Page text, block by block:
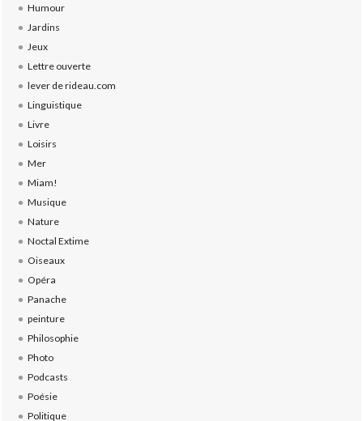
Humour
Jardins
Jeux
Lettre ouverte
lever de rideau.com
Linguistique
Livre
Loisirs
Mer
Miam!
Musique
Nature
Noctal Extime
Oiseaux
Opéra
Panache
peinture
Philosophie
Photo
Podcasts
Poésie
Politique